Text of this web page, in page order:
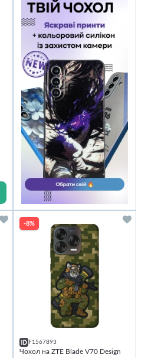
-8%
F1567893
Чохол на ZTE Blade V70 Design